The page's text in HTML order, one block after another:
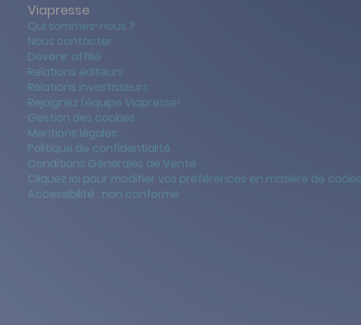
Viapresse
Qui sommes-nous ?
Nous contacter
Devenir affilié
Relations éditeurs
Relations investisseurs
Rejoignez l'équipe Viapresse!
Gestion des cookies
Mentions légales
Politique de confidentialité
Conditions Générales de Vente
Cliquez ici pour modifier vos préférences en matière de
Accessibilité : non conforme